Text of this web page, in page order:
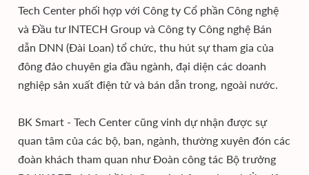
Tech Center phối hợp với Công ty Cổ phần Công nghệ
và Đầu tư INTECH Group và Công ty Công nghệ Bán
dẫn DNN (Đài Loan) tổ chức, thu hút sự tham gia của
đông đảo chuyên gia đầu ngành, đại diện các doanh
nghiệp sản xuất điện tử và bán dẫn trong, ngoài nước.
BK Smart - Tech Center cũng vinh dự nhận được sự
quan tâm của các bộ, ban, ngành, thường xuyên đón các
đoàn khách tham quan như Đoàn công tác Bộ trưởng